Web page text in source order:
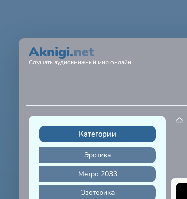
Aknigi.net
Слушать аудиокнижный мир онлайн
Категории
Эротика
Метро 2033
Эзотерика